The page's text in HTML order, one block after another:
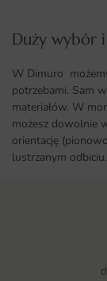
Duży wybór
W Dimuro
potrzebami. Sam
materiałów. W
możesz dowolnie
orientację
lustrzanym